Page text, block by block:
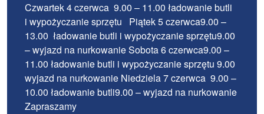
Czwartek 4 czerwca 9.00 – 11.00 ładowanie butli
i wypożyczanie sprzętu Piątek 5 czerwca9.00 –
13.00 ładowanie butli i wypożyczanie sprzętu9.00
– wyjazd na nurkowanie Sobota 6 czerwca9.00 –
11.00 ładowanie butli i wypożyczanie sprzętu 9.00
wyjazd na nurkowanie Niedziela 7 czerwca 9.00 –
10.00 ładowanie butli9.00 – wyjazd na nurkowanie
Zapraszamy